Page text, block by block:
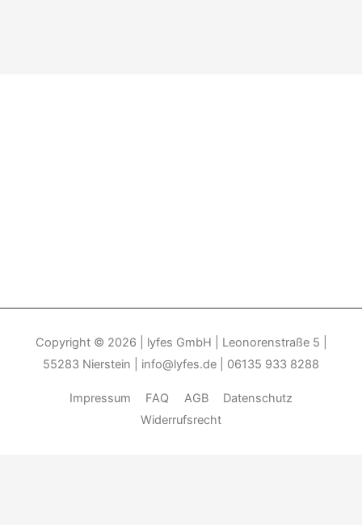
Copyright © 2026
| lyfes GmbH | Leonorenstraße 5 |
55283 Nierstein | info@lyfes.de | 06135 933 8288
Impressum FAQ AGB
Datenschutz
Widerrufsrecht